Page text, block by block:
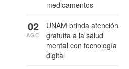
medicamentos
UNAM brinda atención
gratuita a la salud
mental con tecnología
digital
02
AGO